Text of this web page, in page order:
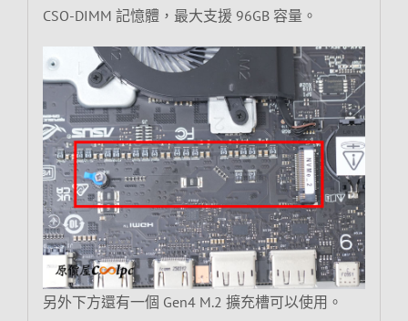
CSO-DIMM 記憶體，最大支援 96GB 容量。
另外下方還有一個 Gen4 M.2 擴充槽可以使用。